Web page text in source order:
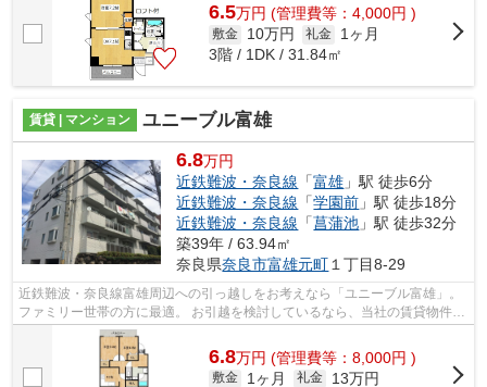
6.5万円 (管理費等：4,000円 )
敷金 10万円 礼金
1ヶ月
3階 / 1DK / 31.84㎡
賃貸 | マンション ユニーブル富雄
6.8万円
近鉄難波・奈良線 「富雄 」駅 徒歩6分
近鉄難波・奈良線 「学園前 」駅 徒歩18分
近鉄難波・奈良線 「菖蒲池 」駅 徒歩32分
築39年 / 63.94㎡
奈良県奈良市富雄元町１丁目8-29
近鉄難波・奈良線富雄周辺への引っ越しをお考えなら「ユニーブル富雄」。
ファミリー世帯の方に最適。 お引越を検討しているなら、当社の賃貸物件は
いかがでしょうか。当社は地域に特...
6.8万円 (管理費等：8,000円 )
敷金 1ヶ月 礼金
13万円